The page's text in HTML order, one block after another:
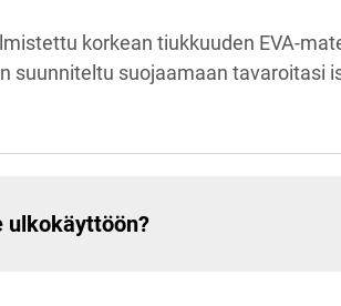
korkean tiukkuuden EVA-
suunniteltu suojaamaan tavaroitasi
ulkokäyttöön?